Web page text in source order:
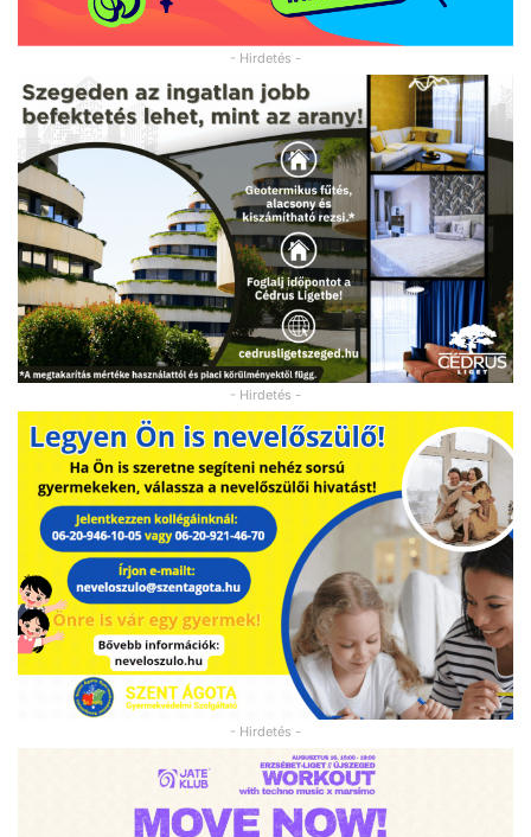
- Hirdetés -
- Hirdetés -
- Hirdetés -